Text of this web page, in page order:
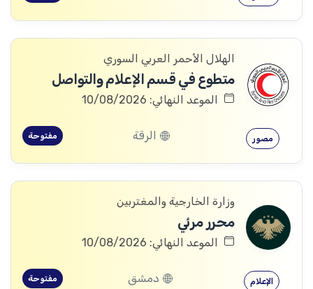
الهلال الأحمر العربي السوري
متطوع في قسم الإعلام والتواصل
الموعد النهائي: 10/08/2026
مصور الرقة مفتوحة
وزارة الخارجية والمغتربين
محرر مرئي
الموعد النهائي: 10/08/2026
الإعلام دمشق مفتوحة